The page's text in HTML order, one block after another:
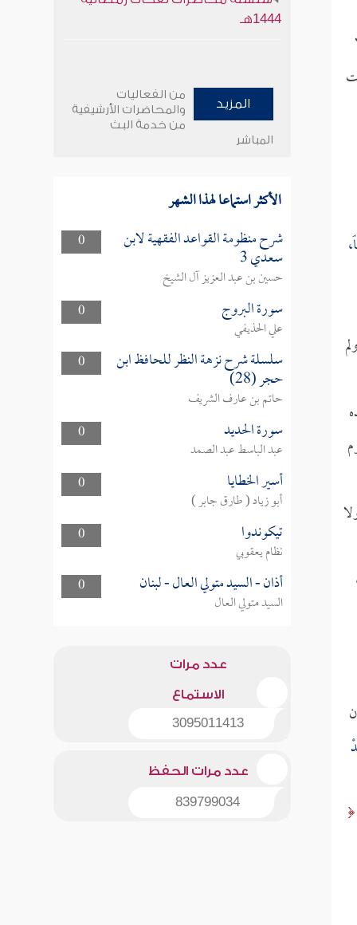
1444هـ
المزيد
من الفعاليات
والمحاضرات الأرشيفية
من خدمة البث
المباشر
الأكثر استماعا لهذا الشهر
0 شرح منظومة القواعد الفقهية لابن
سعدي 3
حسين بن عبد العزيز آل الشيخ
0
سورة البروج
علي الحذيفي
0
سلسلة شرح نزهة النظر للحافظ ابن
حجر (28)
حاتم بن عارف الشريف
0
سورة الحديد
عبد الباسط عبد الصمد
0
أسير الخطايا
أبو زياد ( طارق جابر )
0
تيكوندوا
نظام يعقوبي
0
أذان - السيد متولي العال - لبنان
السيد متولي العال
عدد مرات
الاستماع
3095011413
عدد مرات الحفظ
839799034